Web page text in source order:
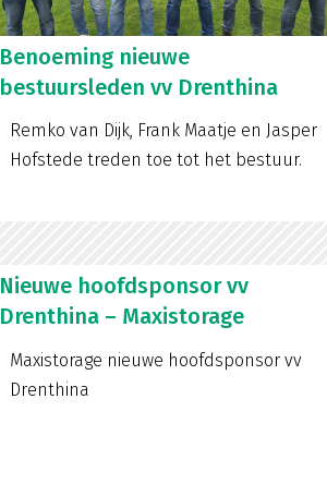
Benoeming nieuwe
bestuursleden vv Drenthina
Remko van Dijk, Frank Maatje en Jasper
Hofstede treden toe tot het bestuur.
Nieuwe hoofdsponsor vv
Drenthina – Maxistorage
Maxistorage nieuwe hoofdsponsor vv
Drenthina